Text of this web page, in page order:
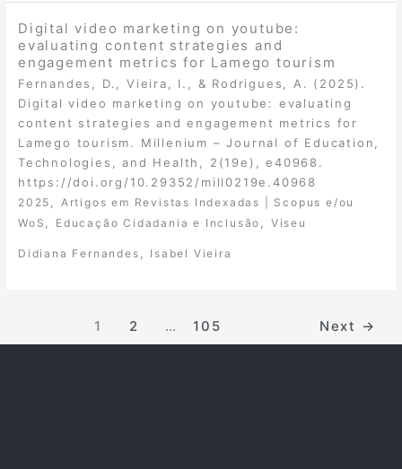
Digital video marketing on youtube:
evaluating content strategies and
engagement metrics for Lamego tourism
Fernandes, D., Vieira, I., & Rodrigues, A. (2025).
Digital video marketing on youtube: evaluating
content strategies and engagement metrics for
Lamego tourism. Millenium – Journal of Education,
Technologies, and Health, 2(19e), e40968.
https://doi.org/10.29352/mill0219e.40968
2025
Artigos em Revistas Indexadas | Scopus e/ou
WoS
Educação Cidadania e Inclusão Viseu
Didiana Fernandes Isabel Vieira
1 2 … 105 Next →